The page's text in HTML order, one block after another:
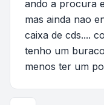
ando a procura
mas ainda nao
caixa de cds....
tenho um
menos ter um